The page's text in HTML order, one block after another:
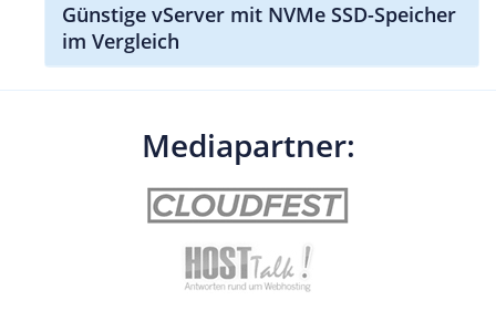
Günstige vServer mit NVMe SSD-Speicher
im Vergleich
Mediapartner: